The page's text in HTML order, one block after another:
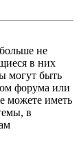
не
в них
могут быть
форума или
можете иметь
в